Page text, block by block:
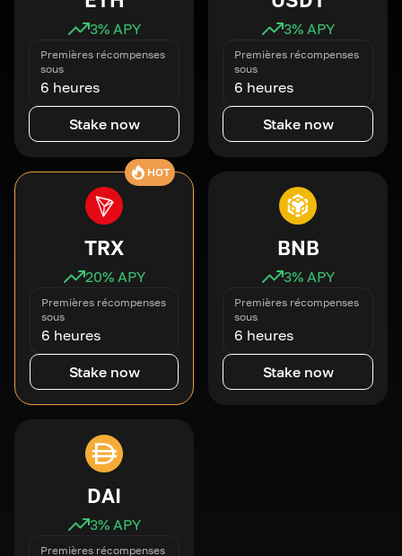
3% APY
Premières récompenses
sous
6 heures
Stake now
3% APY
Premières récompenses
sous
6 heures
Stake now
HOT
TRX
20% APY
Premières récompenses
sous
6 heures
Stake now
BNB
3% APY
Premières récompenses
sous
6 heures
Stake now
DAI
3% APY
Premières récompenses